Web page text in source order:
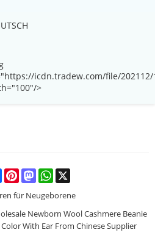
icdn.tradew.com/file/
>
FacebookPinterestMastodonWhatsApp
X
für Neugeborene
Newborn Wool Cashmere Beanie
With Ear From Chinese Supplier